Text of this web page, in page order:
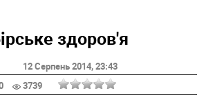
здоров'я
12 Серпень 2014, 23:43
3739